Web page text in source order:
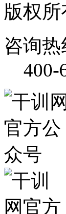
版权
咨询热
400-